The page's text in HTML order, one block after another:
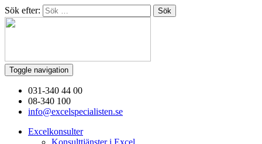
Sök efter:
Toggle navigation
031-340 44 00
08-340 100
info@excelspecialisten.se
Excelkonsulter
Konsulttjänster i Excel